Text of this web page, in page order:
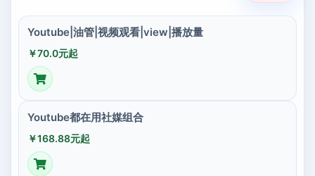
Youtube|油管|视频观看|view|播放量
￥70.0元起
Youtube都在用社媒组合
￥168.88元起